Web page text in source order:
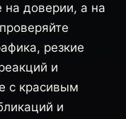
на доверии, а на
резкие
и
с красивым
и